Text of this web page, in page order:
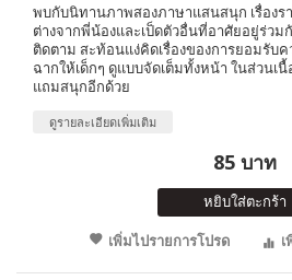
พบกับนิทานภาพสองภาษาแสนสนุก เรื่องร
ต่างจากพี่น้องและเป็ดตัวอื่นที่อาศัยอยู่ร่วม
ติดตาม สะท้อนแง่คิดเรื่องของการยอมรับ
ฉากให้เด็กๆ ดูแบบจัดเต็มทั้งหน้า ในส่วนเนื้
แถมสนุกอีกด้วย
ดูรายละเอียดเพิ่มเติม
85 บาท
หยิบใส่ตะกร้า
เพิ่มไปรายการโปรด